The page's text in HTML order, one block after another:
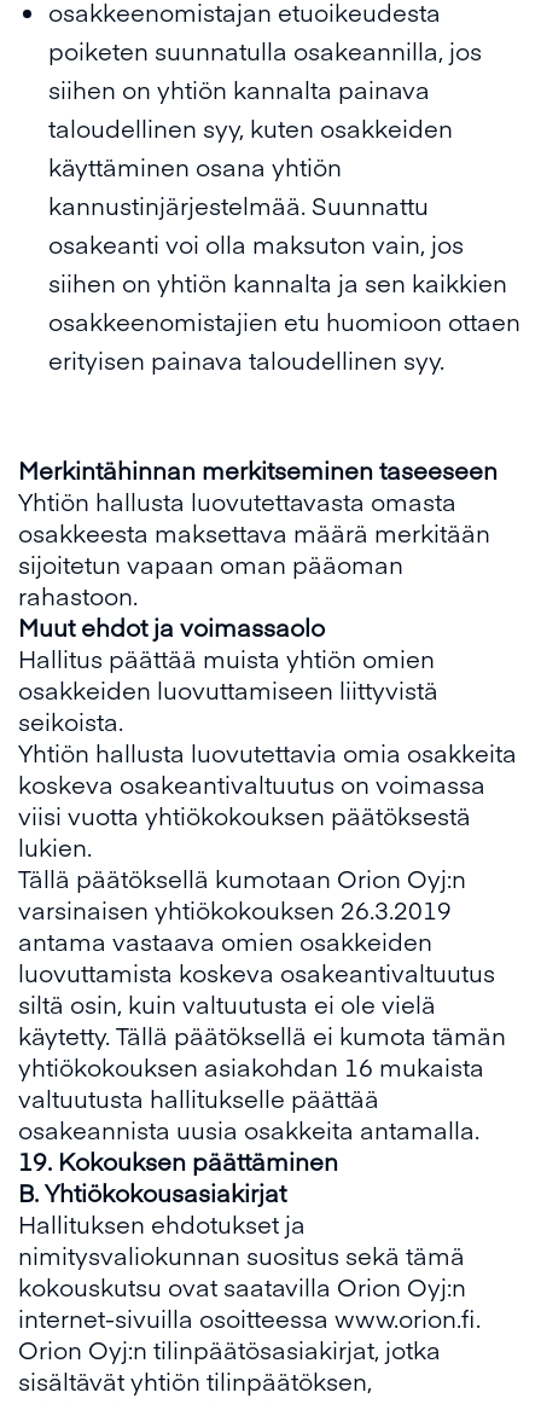
osakkeenomistajan etuoikeudesta
poiketen suunnatulla osakeannilla, jos
siihen on yhtiön kannalta painava
taloudellinen syy, kuten osakkeiden
käyttäminen osana yhtiön
kannustinjärjestelmää. Suunnattu
osakeanti voi olla maksuton vain, jos
siihen on yhtiön kannalta ja sen kaikkien
osakkeenomistajien etu huomioon ottaen
erityisen painava taloudellinen syy.
Merkintähinnan merkitseminentaseeseen
Yhtiön hallusta luovutettavasta omasta
osakkeesta maksettava määrä merkitään
sijoitetun vapaan oman pääoman
rahastoon.
Muut ehdot ja voimassaolo
Hallitus päättää muista yhtiön omien
osakkeiden luovuttamiseen liittyvistä
seikoista.
Yhtiön hallusta luovutettavia omia osakkeita
koskeva osakeantivaltuutus on voimassa
viisi vuotta yhtiökokouksen päätöksestä
lukien.
Tällä päätöksellä kumotaan Orion Oyj:n
varsinaisen yhtiökokouksen 26.3.2019
antama vastaava omien osakkeiden
luovuttamista koskeva osakeantivaltuutus
siltä osin, kuin valtuutusta ei ole vielä
käytetty. Tällä päätöksellä ei kumota tämän
yhtiökokouksen asiakohdan 16 mukaista
valtuutusta hallitukselle päättää
osakeannista uusia osakkeita antamalla.
19. Kokouksen päättäminen
B.Yhtiökokousasiakirjat
Hallituksen ehdotukset ja
nimitysvaliokunnan suositus sekä tämä
kokouskutsu ovat saatavilla Orion Oyj:n
internet-sivuilla osoitteessa www.orion.fi.
Orion Oyj:n tilinpäätösasiakirjat, jotka
sisältävät yhtiön tilinpäätöksen,